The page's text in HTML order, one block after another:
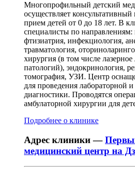
Многопрофильный детский
осуществляет
прием детей от 0 до 18 лет. В
специалисты по направлениям:
фтизиатрия, инфекциология,
травматология,
хирургия (в том числе
патологий), эндокринология,
томография, УЗИ. Центр
для проведения лабораторной
диагностики. Проводятся
амбулаторной хирургии для
Подробнее о клинике
Адрес клиники —
медицинский центр на